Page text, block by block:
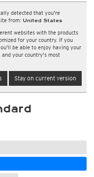
detected that you're
from: United States
websites with the products
for your country. If you
be able to enjoy having your
your country's most
Stay on current version